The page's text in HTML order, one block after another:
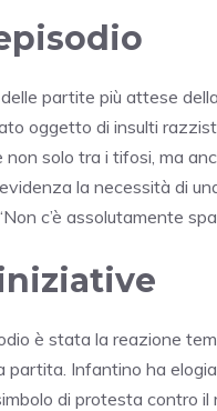
partite più attese
oggetto di insulti
solo tra i tifosi, ma
la necessità di
c’è assolutamente
è stata la reazione
Infantino ha
di protesta contro il